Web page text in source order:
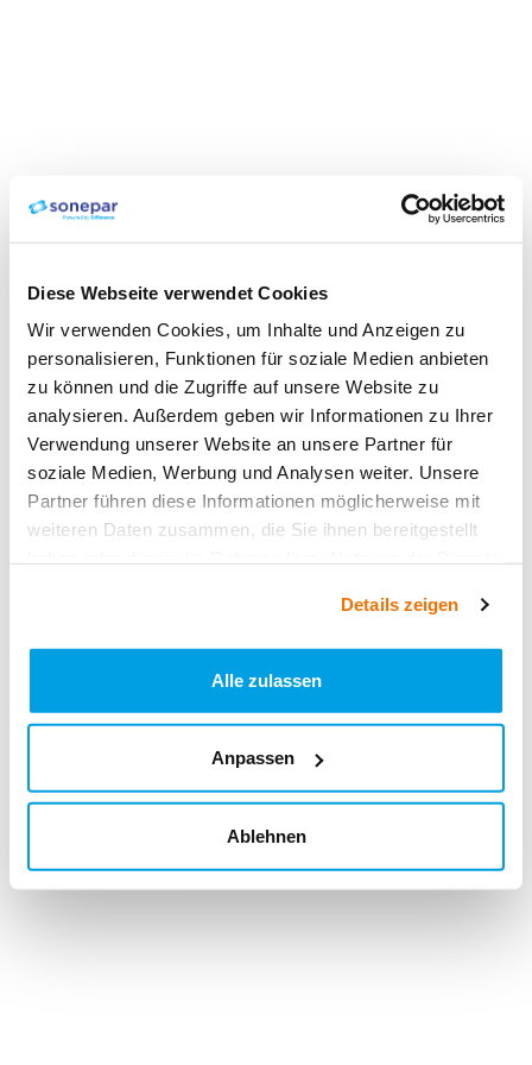
Diese Webseite verwendet Cookies
Wir verwenden Cookies, um Inhalte und Anzeigen zu
personalisieren, Funktionen für soziale Medien anbieten
zu können und die Zugriffe auf unsere Website zu
analysieren. Außerdem geben wir Informationen zu Ihrer
Verwendung unserer Website an unsere Partner für
soziale Medien, Werbung und Analysen weiter. Unsere
Partner führen diese Informationen möglicherweise mit
weiteren Daten zusammen, die Sie ihnen bereitgestellt
Details zeigen
Alle zulassen
Anpassen
Ablehnen